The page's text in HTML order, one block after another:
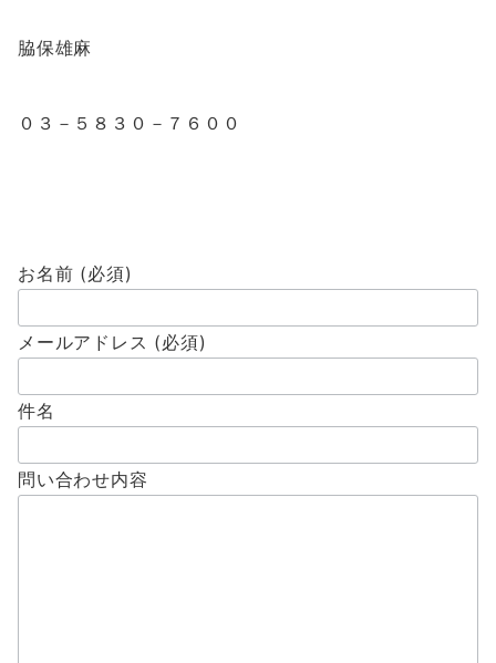
脇保雄麻
０３－５８３０－７６００
お名前 (必須)
メールアドレス (必須)
件名
問い合わせ内容